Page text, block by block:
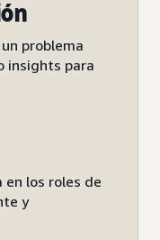
problema
insights para
en los roles de
y